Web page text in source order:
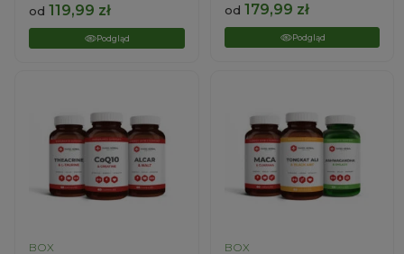
od 119,99 zł
Podgląd
od 179,99 zł
Podgląd
BOX BOX